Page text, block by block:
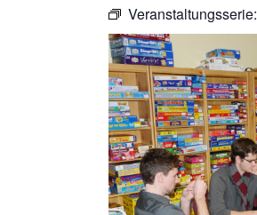
Veranstaltungsserie: